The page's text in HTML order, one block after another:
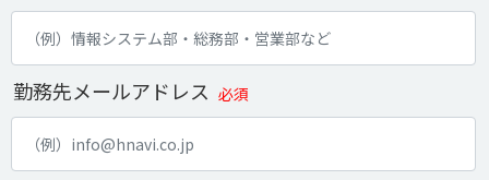
勤務先メールアドレス 必須